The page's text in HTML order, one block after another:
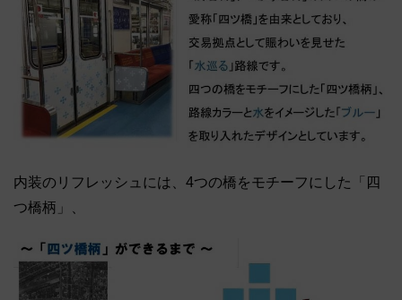
内装のリフレッシュには、4つの橋をモチーフにした「四
つ橋柄」、